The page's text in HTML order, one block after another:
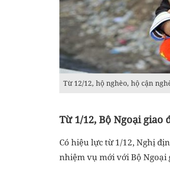
Từ 12/12, hộ nghèo, hộ cận
Từ 1/12, Bộ Ngoại
Có hiệu lực từ 1/12, Nghị
nhiệm vụ mới với Bộ Ngoại